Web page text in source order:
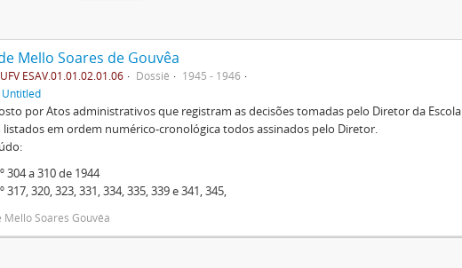
Mello Soares de Gouvêa
ESAV.01.01.02.01.06 Dossiê
1945 - 1946
Untitled
por Atos administrativos que registram as decisões tomadas pelo Diretor da Escola.
listados em ordem numérico-cronológica todos assinados pelo Diretor.
304 a 310 de 1944
317, 320, 323, 331, 334, 335, 339 e 341, 345,
Mello Soares Gouvêa